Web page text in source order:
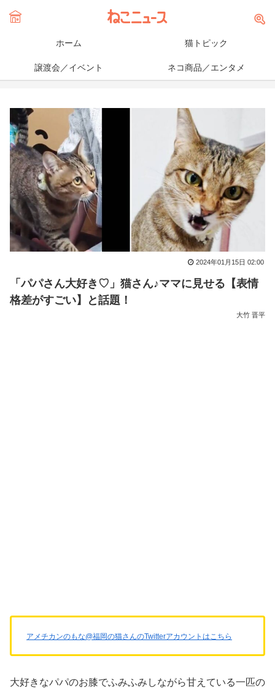
ホーム 猫トピック
譲渡会／イベント ネコ商品／エンタメ
「パパさん大好き♡」猫さん♪ママに見せる【表情
格差がすごい】と話題！
2024年01月15日 02:00
大竹 晋平
アメチカンのもな@福岡の猫さんのTwitterアカウントはこちら
大好きなパパのお膝でふみふみしながら甘えている一匹の